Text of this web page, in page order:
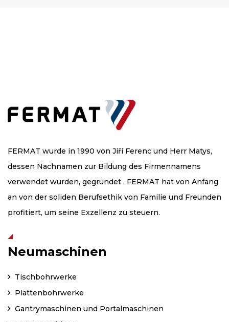
FERMAT wurde in 1990 von Jiří Ferenc und Herr Matys,
dessen Nachnamen zur Bildung des Firmennamens
verwendet wurden, gegründet . FERMAT hat von Anfang
an von der soliden Berufsethik von Familie und Freunden
profitiert, um seine Exzellenz zu steuern.
Neumaschinen
Tischbohrwerke
Plattenbohrwerke
Gantrymaschinen und Portalmaschinen